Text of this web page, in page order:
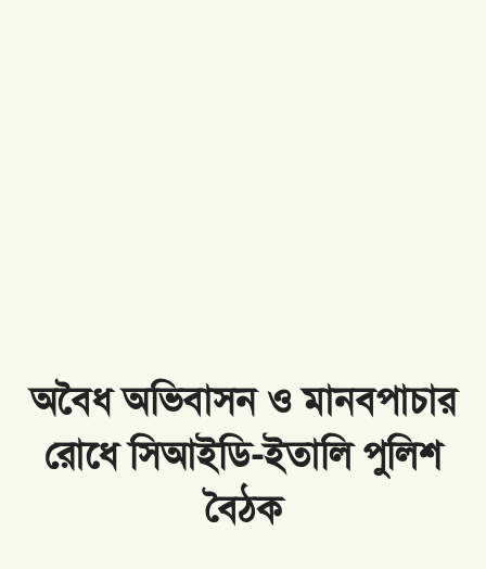
অবৈধ অভিবাসন ও মানবপাচার
রোধে সিআইডি-ইতালি পুলিশ
বৈঠক